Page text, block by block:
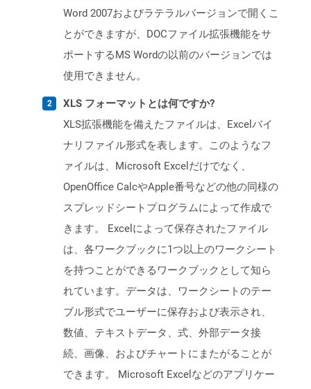
Word 2007およびラテラルバージョンで開くこ
とができますが、DOCファイル拡張機能をサ
ポートするMS Wordの以前のバージョンでは
使用できません。
XLS フォーマットとは何ですか?
XLS拡張機能を備えたファイルは、Excelバイ
ナリファイル形式を表します。このようなフ
ァイルは、Microsoft Excelだけでなく、
OpenOffice CalcやApple番号などの他の同様の
スプレッドシートプログラムによって作成で
きます。 Excelによって保存されたファイル
は、各ワークブックに1つ以上のワークシート
を持つことができるワークブックとして知ら
れています。データは、ワークシートのテー
ブル形式でユーザーに保存および表示され、
数値、テキストデータ、式、外部データ接
続、画像、およびチャートにまたがることが
できます。 Microsoft Excelなどのアプリケー